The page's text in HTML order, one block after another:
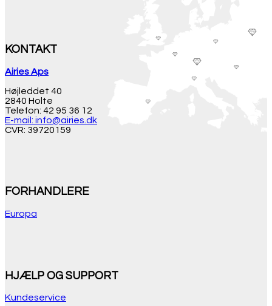
KONTAKT
Airies Aps
Højleddet 40
2840 Holte
Telefon: 42 95 36 12
E-mail: info@airies.dk
CVR: 39720159
FORHANDLERE
Europa
HJÆLP OG SUPPORT
Kundeservice